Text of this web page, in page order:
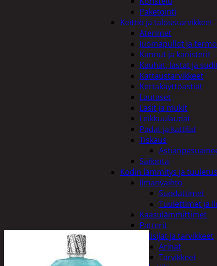
Paketointi
Keittiö ja taloustarvikkeet
Aterimet
Juomapullot ja
Kannut ja kanisterit
Kauhat, lastat ja
Kattaustarvikkeet
Kertakäyttöastiat
Lautaset
Lasit ja mukit
Leikkuulaudat
Padat ja kattilat
Tiskaus
Säilöntä
Kodin lämmitys ja tuuletus
Ilmanvaihto
Suodattimet
Tuulettimet ja
Kaasulämmittimet
Patterit
Tulisijat ja tarvikkeet
Arinat
Tarvikkeet